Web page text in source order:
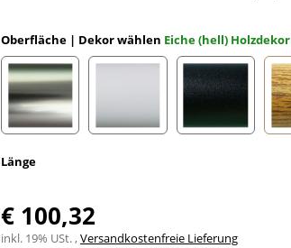
Oberfläche | Dekor wählen Eiche (hell) Holzdekor
Länge
€ 100,32
inkl. 19% USt. ,Versandkostenfreie Lieferung